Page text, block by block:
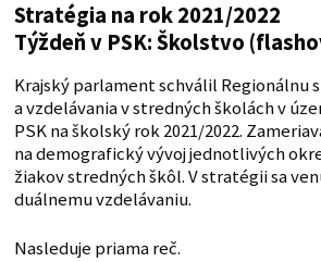
Stratégia na rok 2021/2022
Týždeň v PSK: Školstvo
Krajský parlament schválil Regionálnu
a vzdelávania v stredných školách v
PSK na školský rok 2021/2022.
na demografický vývoj jednotlivých
žiakov stredných škôl. V stratégii sa
duálnemu vzdelávaniu.
Nasleduje priama reč.